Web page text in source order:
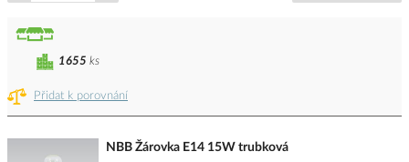
Přidat k porovnání
1655 ks
NBB Žárovka E14 15W trubková